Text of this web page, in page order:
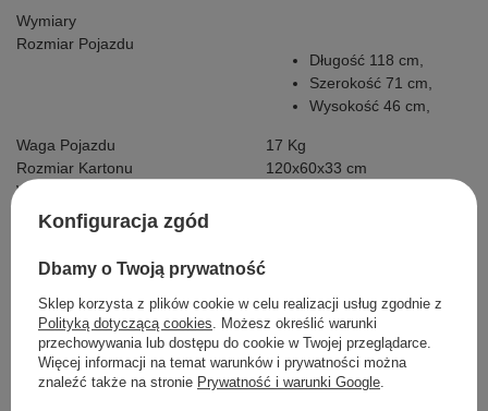
Wymiary
Rozmiar Pojazdu
Długość 118 cm,
Szerokość 71 cm,
Wysokość 46 cm,
Waga Pojazdu
17 Kg
Rozmiar Kartonu
120x60x33 cm
Waga Kartonu
Maksymalne Obciążenie
Wyposażenie Dodatkowe
Instrukcja + Zestaw Montażowy
Ładowarka z diodą kontrolującą
poziom naładowania baterii,
Pokrowiec Na Pojazd
Kabel Mini Jack
Konfiguracja zgód
Dbamy o Twoją prywatność
Sklep korzysta z plików cookie w celu realizacji usług zgodnie z
Polityką dotyczącą cookies . Możesz określić warunki
przechowywania lub dostępu do cookie w Twojej przeglądarce.
Więcej informacji na temat warunków i prywatności można
znaleźć także na stronie Prywatność i warunki Google